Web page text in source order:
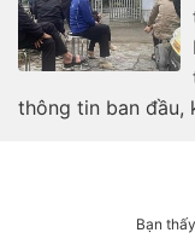
thông tin ban đầu,
Bạn